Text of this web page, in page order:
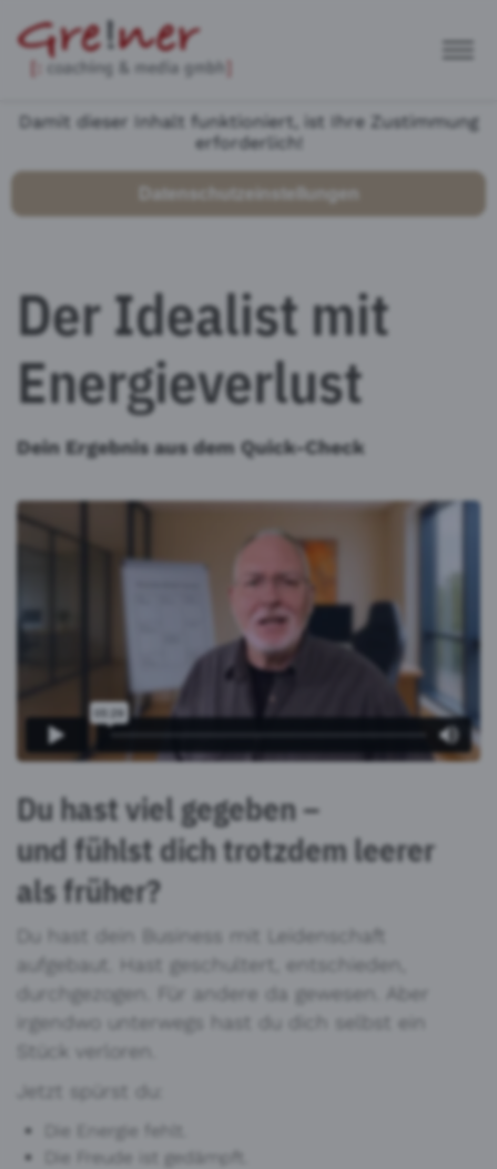
Damit dieser Inhalt funktioniert, ist Ihre Zustimmung
erforderlich!
Datenschutzeinstellungen
Der Idealist mit
Energieverlust
Dein Ergebnis aus dem Quick-Check
Du hast viel gegeben –
und fühlst dich trotzdem leerer
als früher?
Du hast dein Business mit Leidenschaft
aufgebaut. Hast geschultert, entschieden,
durchgezogen. Für andere da gewesen. Aber
irgendwo unterwegs hast du dich selbst ein
Stück verloren.
Jetzt spürst du:
Die Energie fehlt.
Die Freude ist gedämpft.